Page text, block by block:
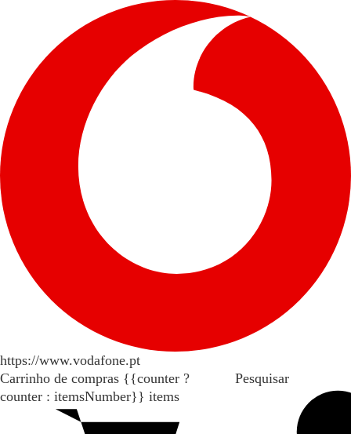
https://www.vodafone.pt
Carrinho de compras {{counter ?
counter : itemsNumber}} items
Pesquisar